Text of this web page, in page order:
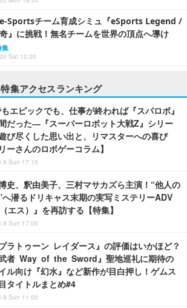
Sportsチーム育成シミュ『eSports Legend /
』に挑戦！無名チームを世界の頂点へ導け
集
Sat 12:00
特集アクセスランキング
エピックでも、仕事が終われば『スパロボ』
だった―『スーパーロボット大戦Z』シリー
び尽くした思い出と、リマスターへの喜び
ーさんのロボゲーコラム】
Sun 17:15
史、釈由美子、三村マサカズら主演！“他人の
へ潜るドリキャス末期の実写ミステリーADV
（エス）』を再訪する【特集】
Sun 17:00
プラトゥーン レイダース』の評価はいかほど？
武者 Way of the Sword』聖地巡礼に期待の
ル向け『幻水』など新作が目白押し！ゲムス
タイトルまとめ#4
Sun 11:00